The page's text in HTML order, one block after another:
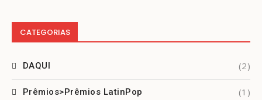
CATEGORIAS
DAQUI (2)
Prêmios>Prêmios LatinPop (1)